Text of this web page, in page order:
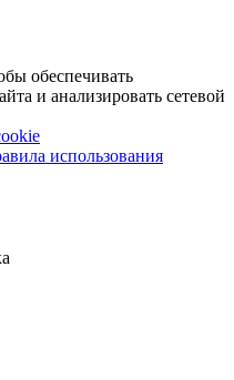
обеспечивать
и анализировать сетевой
использования